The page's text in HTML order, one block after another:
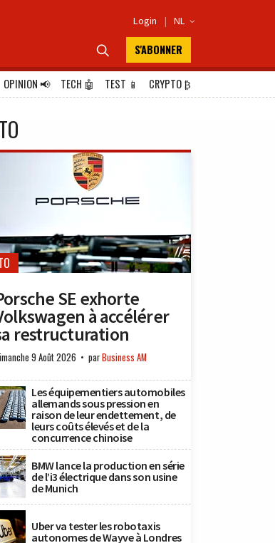
Login | NL 
 S'ABONNER
OPINION📢 TECH 🤖 TEST 📱 CRYPTO₿
SE exhorte
à accélérer
restructuration
9 Août 2026 parBusiness AM
Les équipementiers automobiles
allemands sous pression en
raison de leur endettement, de
leurs coûts élevés et de la
concurrence chinoise
BMW lance la production en série
de l’i3 électrique dans son usine
de Munich
Uber va tester les robotaxis
autonomes de Wayve à Londres